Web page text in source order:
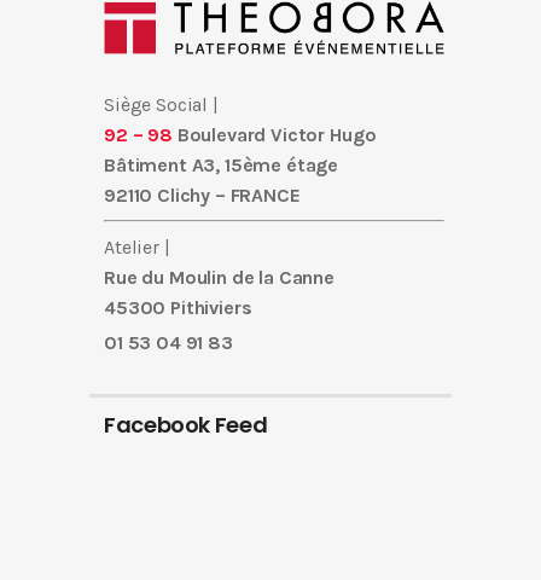
Siège Social |
92 – 98 Boulevard Victor Hugo
Bâtiment A3, 15ème étage
92110 Clichy – FRANCE
Atelier |
Rue du Moulin de la Canne
45300 Pithiviers
01 53 04 91 83
Facebook Feed